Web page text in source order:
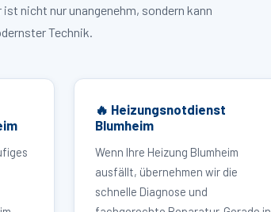
nicht nur unangenehm, sondern kann
Technik.
🔥 Heizungsnotdienst
Blumheim
Wenn Ihre Heizung Blumheim
ausfällt, übernehmen wir die
schnelle Diagnose und